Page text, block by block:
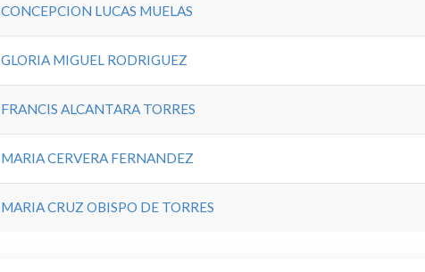
CONCEPCION LUCAS MUELAS
GLORIA MIGUEL RODRIGUEZ
FRANCIS ALCANTARA TORRES
MARIA CERVERA FERNANDEZ
MARIA CRUZ OBISPO DE TORRES